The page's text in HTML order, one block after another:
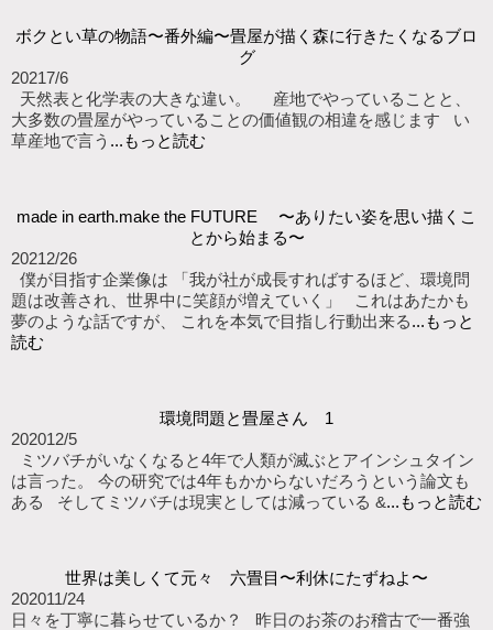
ボクとい草の物語〜番外編〜畳屋が描く森に行きたくなるブロ
グ
20217/6
天然表と化学表の大きな違い。 産地でやっていることと、
大多数の畳屋がやっていることの価値観の相違を感じます い
草産地で言う ...もっと読む
made in earth.make the FUTURE 〜ありたい姿を思い描くこ
とから始まる〜
20212/26
僕が目指す企業像は 「我が社が成長すればするほど、環境問
題は改善され、世界中に笑顔が増えていく」 これはあたかも
夢のような話ですが、 これを本気で目指し行動出来る...もっと
読む
環境問題と畳屋さん 1
202012/5
ミツバチがいなくなると4年で人類が滅ぶとアインシュタイン
は言った。 今の研究では4年もかからないだろうという論文も
ある そしてミツバチは現実としては減っている &...もっと読む
世界は美しくて元々 六畳目〜利休にたずねよ〜
202011/24
日々を丁寧に暮らせているか？ 昨日のお茶のお稽古で一番強